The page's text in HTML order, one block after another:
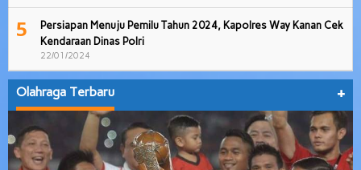
5
Persiapan Menuju Pemilu Tahun 2024, Kapolres Way Kanan Cek
Kendaraan Dinas Polri
22/01/2024
Olahraga Terbaru +